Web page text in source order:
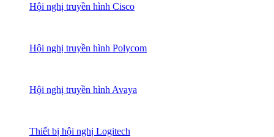
Hội nghị truyền hình Cisco
Hội nghị truyền hình Polycom
Hội nghị truyền hình Avaya
Thiết bị hội nghị Logitech